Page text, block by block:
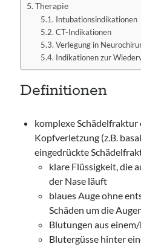
Therapie
Intubationsindikationen
CT-Indikationen
Verlegung in
Indikationen zur
Definitionen
komplexe
Kopfverletzung (z.B.
eingedrückte
klare Flüssigkeit, die
der Nase läuft
blaues Auge ohne
Schäden um die
Blutungen aus
Blutergüsse hinter